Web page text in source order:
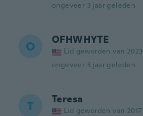
ongeveer 3 jaar geleden
O OFHWHYTE
Lid geworden van 2023
ongeveer 3 jaar geleden
T Teresa
Lid geworden van 2017